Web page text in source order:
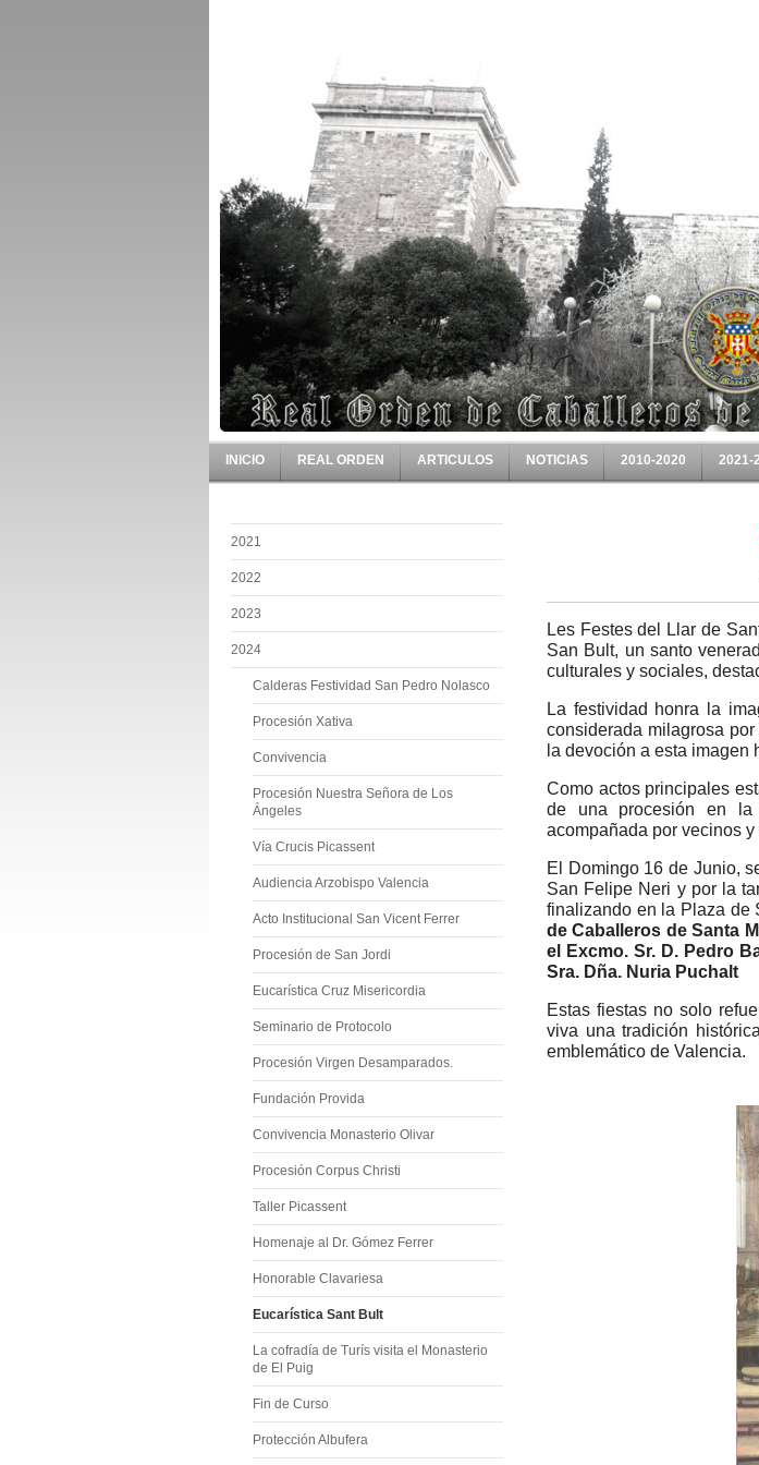
INICIO REAL ORDEN ARTICULOS NOTICIAS 2010-2020 2021-
2021
2022
2023
2024
Calderas Festividad San Pedro Nolasco
Procesión Xativa
Convivencia
Procesión Nuestra Señora de Los
Ángeles
Vía Crucis Picassent
Audiencia Arzobispo Valencia
Acto Institucional San Vicent Ferrer
Procesión de San Jordi
Eucarística Cruz Misericordia
Seminario de Protocolo
Procesión Virgen Desamparados.
Fundación Provida
Convivencia Monasterio Olivar
Procesión Corpus Christi
Taller Picassent
Homenaje al Dr. Gómez Ferrer
Honorable Clavariesa
Eucarística Sant Bult
La cofradía de Turís visita el Monasterio
de El Puig
Fin de Curso
Protección Albufera
16 de
Les Festes del Llar de
San Bult, un santo
culturales y sociales,
La festividad honra la
considerada milagrosa
la devoción a esta imagen
Como actos principales
de una procesión en
acompañada por vecinos y
El Domingo 16 de Junio,
San Felipe Neri y por la
finalizando en la Plaza de
de Caballeros de Santa
el Excmo. Sr. D. Pedro
Sra. Dña. Nuria Puchalt
Estas fiestas no solo
viva una tradición
emblemático de Valencia.